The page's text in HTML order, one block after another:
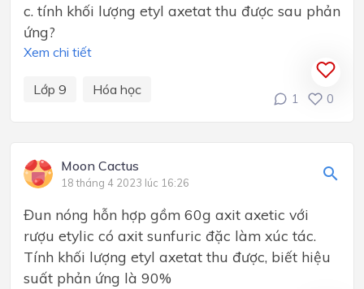
c. tính khối lượng etyl axetat thu được sau phản
ứng?
Xem chi tiết
Lớp 9 Hóa học
1 0
Moon Cactus
18 tháng 4 2023 lúc 16:26
Đun nóng hỗn hợp gồm 60g axit axetic với
rượu etylic có axit sunfuric đặc làm xúc tác.
Tính khối lượng etyl axetat thu được, biết hiệu
suất phản ứng là 90%